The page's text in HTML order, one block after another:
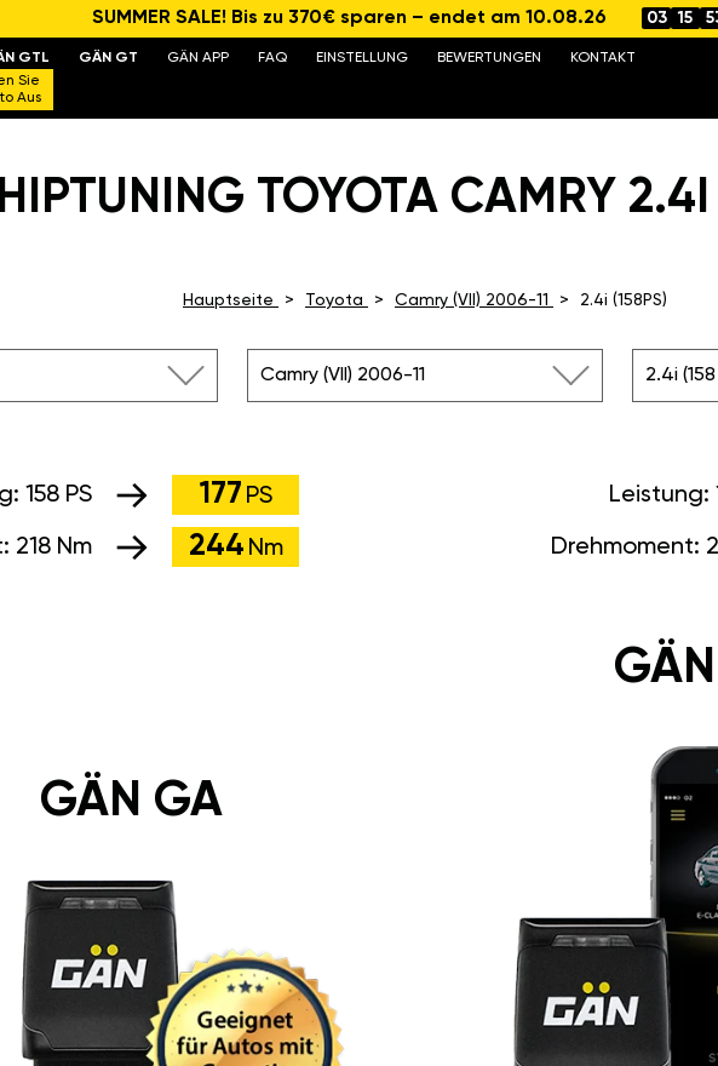
SUMMER SALE! Bis zu 370€ sparen – endet am 10.08.26 03 15
GTL GÄN GT GÄN APP FAQ EINSTELLUNG BEWERTUNGEN
KONTAKT
Sie
Aus
TOYOTA CAMRY 2.4I
Hauptseite Toyota Camry (VII) 2006-11 2.4i (158PS)
Camry (VII) 2006-11 2.4i (158
Leistung:
Drehmoment:
158 PS 177 PS
218 Nm 244 Nm
GÄN GA